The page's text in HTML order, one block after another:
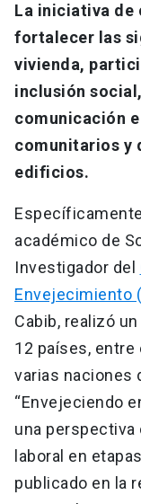
La iniciativa de
fortalecer las
vivienda,
inclusión
comunicación
comunitarios y
edificios.
académico de
Investigador del
Envejecimiento
Cabib, realizó
12 países, entre
varias naciones
“Envejeciendo
una perspectiva
laboral en
publicado en la